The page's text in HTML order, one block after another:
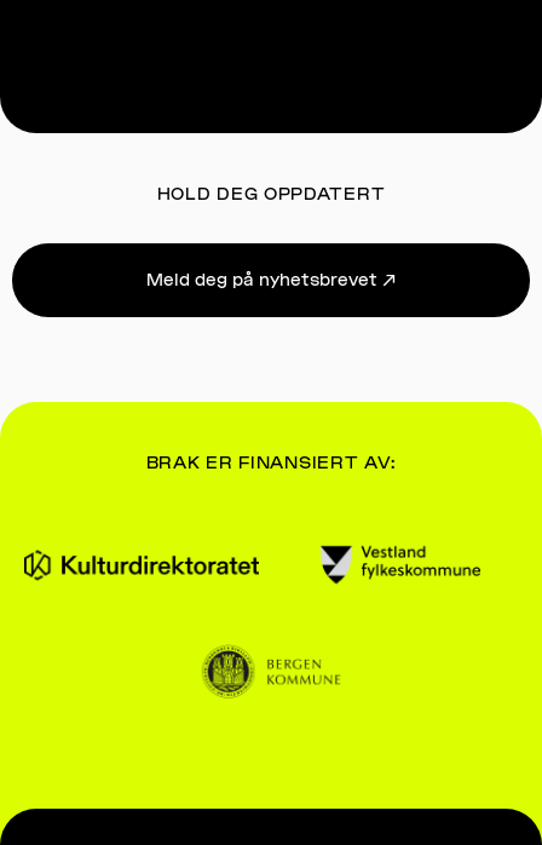
HOLD DEG OPPDATERT
Meld deg på nyhetsbrevet ↗
BRAK ER FINANSIERT AV: